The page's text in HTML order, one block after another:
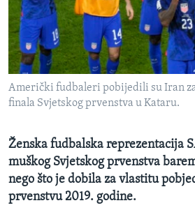
MAGAZIN
O GLASU AMERIKE
Learning English
PRATITE NAS
Jezici
Američki fudbaleri pobijedili su Iran
finala Svjetskog prvenstva u Kataru.
Ženska fudbalska reprezentacija
muškog Svjetskog prvenstva
nego što je dobila za vlastitu
prvenstvu 2019. godine.